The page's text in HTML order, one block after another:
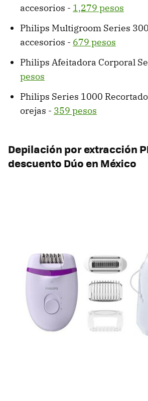
accesorios - 1,279 pesos
Philips Multigroom Series
accesorios - 679 pesos
Philips Afeitadora Corporal
pesos
Philips Series 1000
orejas - 359 pesos
Depilación por extracción
descuento Dúo en México